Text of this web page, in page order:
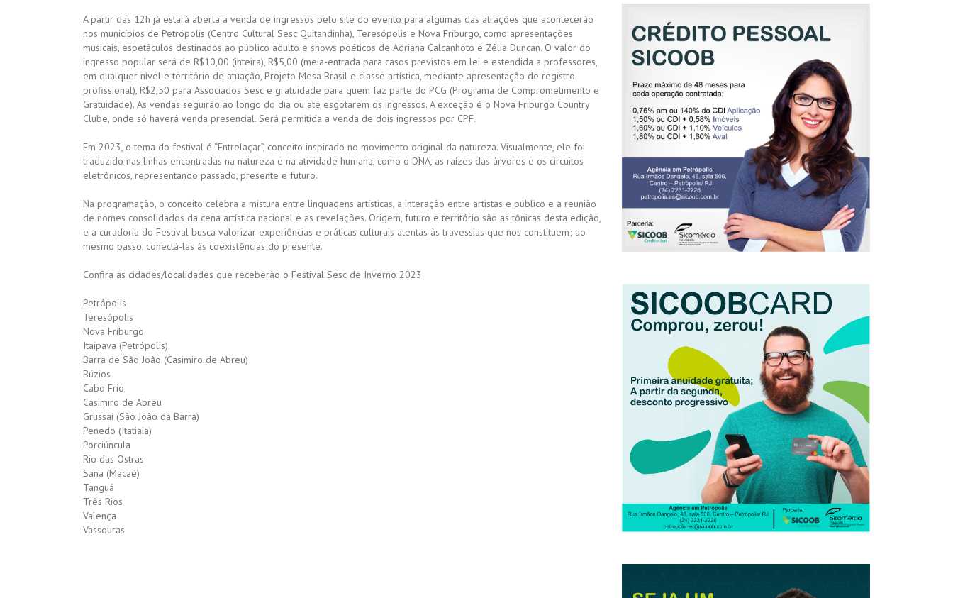
A partir das 12h já estará aberta a venda de ingressos pelo site do evento para algumas das atrações que acontecerão
nos municípios de Petrópolis (Centro Cultural Sesc Quitandinha), Teresópolis e Nova Friburgo, como apresentações
musicais, espetáculos destinados ao público adulto e shows poéticos de Adriana Calcanhoto e Zélia Duncan. O valor do
ingresso popular será de R$10,00 (inteira), R$5,00 (meia-entrada para casos previstos em lei e estendida a professores,
em qualquer nível e território de atuação, Projeto Mesa Brasil e classe artística, mediante apresentação de registro
profissional), R$2,50 para Associados Sesc e gratuidade para quem faz parte do PCG (Programa de Comprometimento e
Gratuidade). As vendas seguirão ao longo do dia ou até esgotarem os ingressos. A exceção é o Nova Friburgo Country
Clube, onde só haverá venda presencial. Será permitida a venda de dois ingressos por CPF.
Em 2023, o tema do festival é “Entrelaçar”, conceito inspirado no movimento original da natureza. Visualmente, ele foi
traduzido nas linhas encontradas na natureza e na atividade humana, como o DNA, as raízes das árvores e os circuitos
eletrônicos, representando passado, presente e futuro.
Na programação, o conceito celebra a mistura entre linguagens artísticas, a interação entre artistas e público e a reunião
de nomes consolidados da cena artística nacional e as revelações. Origem, futuro e território são as tônicas desta edição,
e a curadoria do Festival busca valorizar experiências e práticas culturais atentas às travessias que nos constituem; ao
mesmo passo, conectá-las às coexistências do presente.
Confira as cidades/localidades que receberão o Festival Sesc de Inverno 2023
Petrópolis
Teresópolis
Nova Friburgo
Itaipava (Petrópolis)
Barra de São João (Casimiro de Abreu)
Búzios
Cabo Frio
Casimiro de Abreu
Grussaí (São João da Barra)
Penedo (Itatiaia)
Porciúncula
Rio das Ostras
Sana (Macaé)
Tanguá
Três Rios
Valença
Vassouras